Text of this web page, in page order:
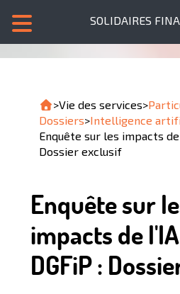
SOLIDAIRES
>Vie des services>
Dossiers>Intelligence
Enquête sur les impacts de
Dossier exclusif
Enquête sur
impacts de
DGFiP :